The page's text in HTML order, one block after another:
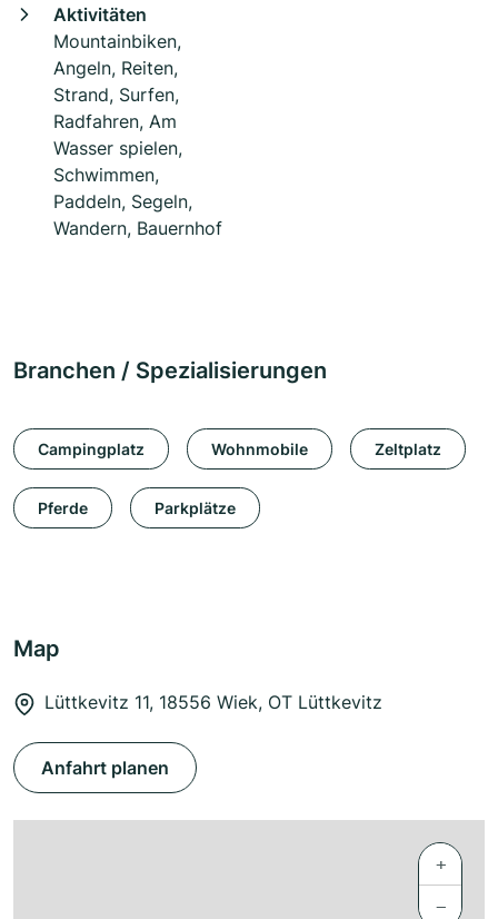
Aktivitäten
Mountainbiken,
Angeln, Reiten,
Strand, Surfen,
Radfahren, Am
Wasser spielen,
Schwimmen,
Paddeln, Segeln,
Wandern, Bauernhof
Branchen / Spezialisierungen
Campingplatz Wohnmobile Zeltplatz
Pferde Parkplätze
Map
Lüttkevitz 11, 18556 Wiek, OT Lüttkevitz
Anfahrt planen
+
−